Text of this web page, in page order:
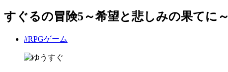
すぐるの冒険5～希望と悲しみの果てに～
#RPGゲーム